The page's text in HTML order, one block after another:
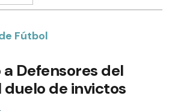
Fútbol
Defensores del
duelo de invictos